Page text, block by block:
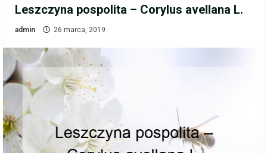
Leszczyna pospolita – Corylus avellana L.
admin 26 marca, 2019